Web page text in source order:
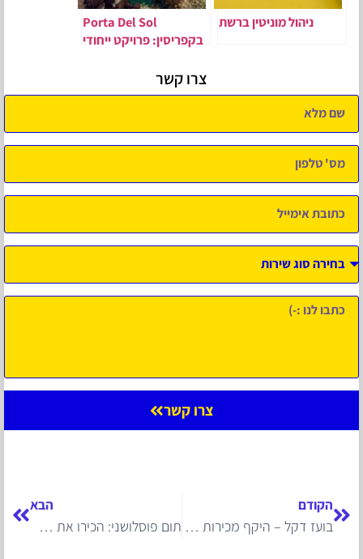
ניהול מוניטין ברשת
Porta Del Sol
בקפריסין: פרויקט ייחודי
צרו קשר
צרו קשר
הקודם
בועז דקל – היקף מכירות כלל המרצ'נדייז במשחקי היורו למעלה מ-100 מיליון אירו
הבא
תום פוסלושני: הכירו את מותג האופנועים hasqvarna